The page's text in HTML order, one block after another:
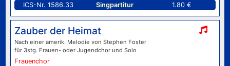
ICS-Nr. 1586.33
Singpartitur 1.80 €
Zauber der Heimat
Nach einer amerik. Melodie von Stephen Foster
für 3stg. Frauen- oder Jugendchor und Solo
Frauenchor